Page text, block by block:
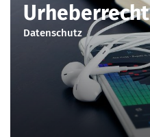
Urheberrecht
Datenschutz